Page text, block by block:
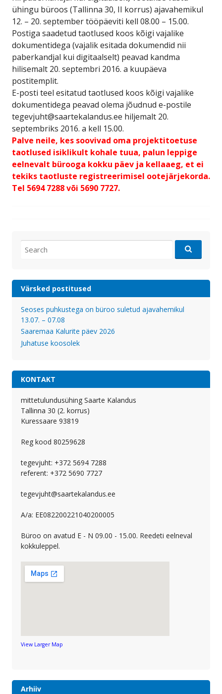
ühingu büroos (Tallinna 30, II korrus) ajavahemikul
12. – 20. september tööpäeviti kell 08.00 – 15.00.
Postiga saadetud taotlused koos kõigi vajalike
dokumentidega (vajalik esitada dokumendid nii
paberkandjal kui digitaalselt) peavad kandma
hilisemalt 20. septembri 2016. a kuupäeva
postitemplit.
E-posti teel esitatud taotlused koos kõigi vajalike
dokumentidega peavad olema jõudnud e-postile
tegevjuht@saartekalandus.ee hiljemalt 20.
septembriks 2016. a kell 15.00.
Palve neile, kes soovivad oma projektitoetuse
taotlused isiklikult kohale tuua, palun leppige
eelnevalt bürooga kokku päev ja kellaaeg, et ei
tekiks taotluste registreerimisel ootejärjekorda.
Tel 5694 7288 või 5690 7727.
for:
Värsked postitused
Seoses puhkustega on büroo suletud ajavahemikul
13.07. – 07.08
Saaremaa Kalurite päev 2026
Juhatuse koosolek
KONTAKT
mittetulundusühing Saarte Kalandus
Tallinna 30 (2. korrus)
Kuressaare 93819
Reg kood 80259628
tegevjuht: +372 5694 7288
referent: +372 5690 7727
tegevjuht@saartekalandus.ee
A/a: EE082200221040200005
Büroo on avatud E - N 09.00 - 15.00. Reedeti eelneval
kokkuleppel.
View Larger Map
Arhiiv